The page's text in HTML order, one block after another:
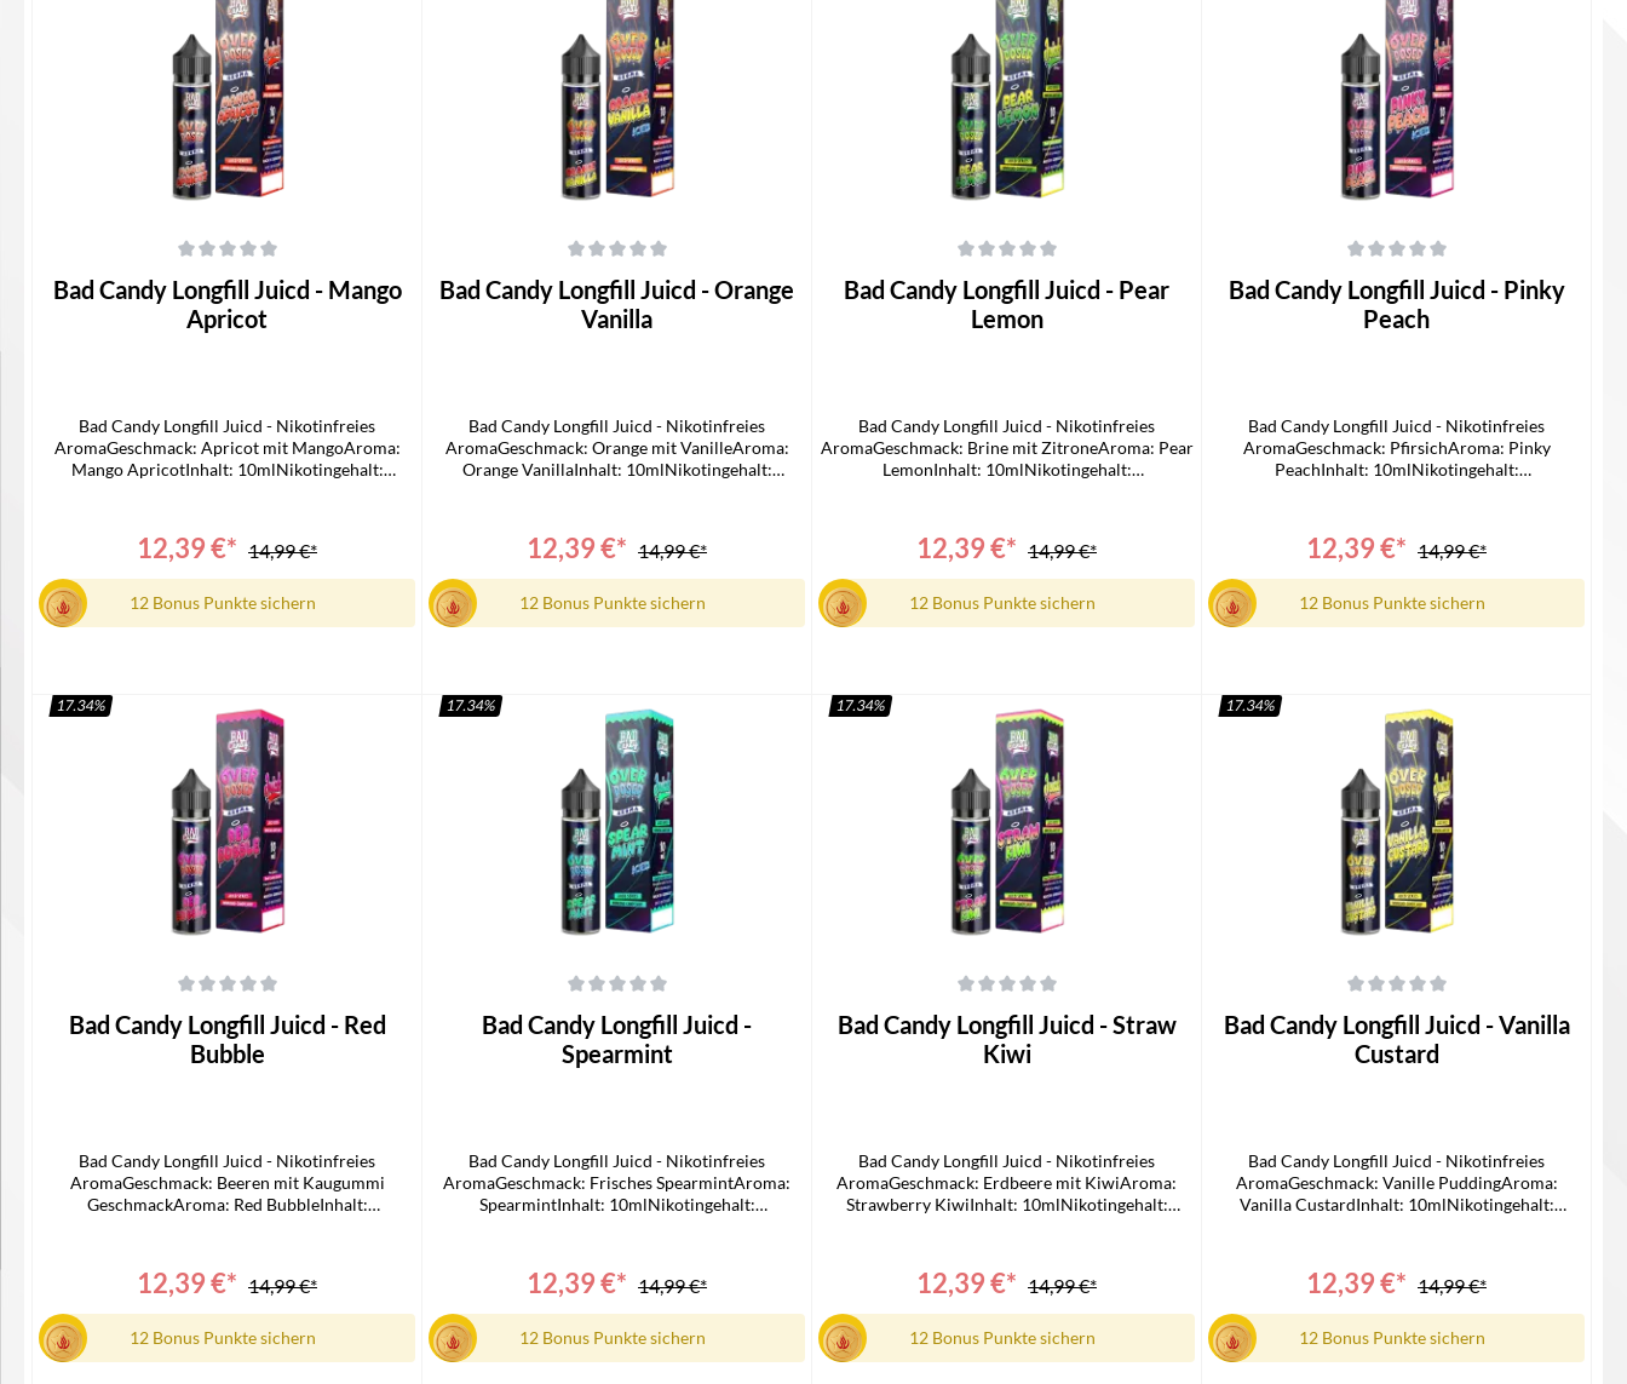
In den Warenkorb In den Warenkorb In den Warenkorb In den Warenkorb
Bad Candy Longfill Juicd - Mango
Apricot
Bad Candy Longfill Juicd - Nikotinfreies
AromaGeschmack: Apricot mit MangoAroma:
Mango ApricotInhalt: 10mlNikotingehalt:
12,39 €* 14,99 €*
12 Bonus Punkte sichern
In den Warenkorb
Bad Candy Longfill Juicd - Orange
Vanilla
Bad Candy Longfill Juicd - Nikotinfreies
AromaGeschmack: Orange mit VanilleAroma:
Orange VanillaInhalt: 10mlNikotingehalt:
12,39 €* 14,99 €*
12 Bonus Punkte sichern
In den Warenkorb
Bad Candy Longfill Juicd - Pear
Lemon
Bad Candy Longfill Juicd - Nikotinfreies
AromaGeschmack: Brine mit ZitroneAroma: Pear
LemonInhalt: 10mlNikotingehalt:
12,39 €* 14,99 €*
12 Bonus Punkte sichern
In den Warenkorb
Bad Candy Longfill Juicd - Pinky
Peach
Bad Candy Longfill Juicd - Nikotinfreies
AromaGeschmack: PfirsichAroma: Pinky
PeachInhalt: 10mlNikotingehalt:
12,39 €* 14,99 €*
12 Bonus Punkte sichern
In den Warenkorb
17.34%
Bad Candy Longfill Juicd - Red
Bubble
Bad Candy Longfill Juicd - Nikotinfreies
AromaGeschmack: Beeren mit Kaugummi
GeschmackAroma: Red BubbleInhalt:
12,39 €* 14,99 €*
12 Bonus Punkte sichern
17.34%
Bad Candy Longfill Juicd -
Spearmint
Bad Candy Longfill Juicd - Nikotinfreies
AromaGeschmack: Frisches SpearmintAroma:
SpearmintInhalt: 10mlNikotingehalt:
12,39 €* 14,99 €*
12 Bonus Punkte sichern
17.34%
Bad Candy Longfill Juicd - Straw
Kiwi
Bad Candy Longfill Juicd - Nikotinfreies
AromaGeschmack: Erdbeere mit KiwiAroma:
Strawberry KiwiInhalt: 10mlNikotingehalt:
12,39 €* 14,99 €*
12 Bonus Punkte sichern
17.34%
Bad Candy Longfill Juicd - Vanilla
Custard
Bad Candy Longfill Juicd - Nikotinfreies
AromaGeschmack: Vanille PuddingAroma:
Vanilla CustardInhalt: 10mlNikotingehalt:
12,39 €* 14,99 €*
12 Bonus Punkte sichern